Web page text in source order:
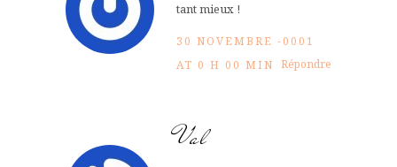
tant mieux !
30 NOVEMBRE -0001
AT 0 H 00 MIN Répondre
Val